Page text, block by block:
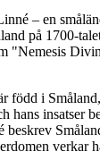
– en
på 1700-
"Nemesis
i
insatser